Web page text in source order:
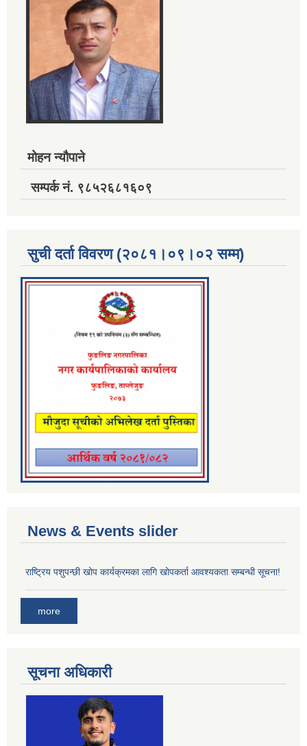
मोहन न्यौपाने
सम्पर्क नं. ९८५२६८१६०९
सुची दर्ता विवरण (२०८१।०९।०२ सम्म)
News & Events slider
राष्ट्रिय पशुपन्छी खोप कार्यक्रमका लागि खोपकर्ता आवश्यकता सम्बन्धी सूचना!
more
सूचना अधिकारी